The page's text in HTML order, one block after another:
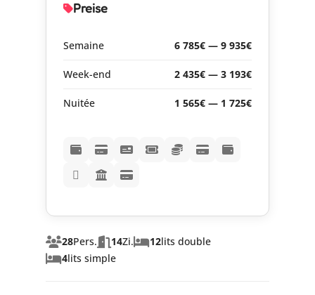
28Pers. 14Zi. 12lits double
4lits simple
Preise
Semaine 6 785€ — 9 935€
Week-end 2 435€ — 3 193€
Nuitée 1 565€ — 1 725€